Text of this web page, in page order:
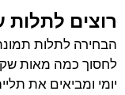
רוצים
הבחירה לתלות
לחסוך כמה מאות
יומי ומביאים את